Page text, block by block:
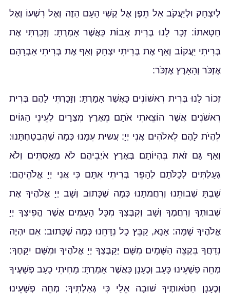
לְיִצְחָק וּלְיַעֲקֹב אַל תֵּפֶן אֶל קְשִׁי הָעָם הַזֶּה וְאֶל רִשְׁעוֹ וְאֶל
חַטָּאתוֹ: זְכָר לָנוּ בְּרִית אָבוֹת כַּאֲשֶׁר אָמַרְתָּ: וְזָכַרְתִּי אֶת
בְּרִיתִי יַעֲקוֹב וְאַף אֶת בְּרִיתִי יִצְחָק וְאַף אֶת בְּרִיתִי אַבְרָהָם
אֶזְכֹּר וְהָאָרֶץ אֶזְכֹּר:
זְכוֹר לָנוּ בְּרִית רִאשׁוֹנִים כַּאֲשֶׁר אָמַרְתָּ: וְזָכַרְתִּי לָהֶם בְּרִית
רִאשֹׁנִים אֲשֶׁר הוֹצֵאתִי אֹתָם מֵאֶרֶץ מִצְרַיִם לְעֵינֵי הַגּוֹיִם
לִהְיֹת לָהֶם לֵאלֹהִים אֲנִי יְיָ: עֲשית עִמָּנוּ כְּמָה שֶׁהִבְטַחְתָּנוּ:
וְאַף גַּם זֹאת בִּהְיוֹתָם בְּאֶרֶץ אֹיְבֵיהֶם לֹא מְאַסְתִּים וְלֹא
גְעַלְתִּים לְכַלֹּתָם לְהָפֵר בְּרִיתִי אִתָּם כִּי אֲנִי יְיָ אֱלֹהֵיהֶם:
שַׁבְתָּ שְׁבוּתֵנוּ וְרִחֲמתָנוּ כְּמָה שֶׁכָּתוּב וְשָׁב יְיָ אֱלֹהֶיךָ אֶת
שְׁבוּתְךָ וְרִחֲמֶךָ וְשָׁב וְקִבֶּצְךָ מִכָּל הָעַמִּים אֲשֶׁר הֱפִיצְךָ יְיָ
אֱלֹהֶיךָ שָׁמָּה: אָנָא, קַבֵּץ כָל נִדָּחֵנוּ כְּמָה שֶׁכָּתוּב: אִם יִהְיֶה
נִדַּחֲךָ בִּקְצֵה הַשָּׁמָיִם מִשָּׁם יְקַבֶּצְךָ יְיָ אֱלֹהֶיךָ וּמִשָּׁם יִקָּחֶךָ:
מְחֵה פְשָׁעֵינוּ כָּעָב וְכֶעָנָן כַּאֲשֶׁר אָמַרְתָּ: מָחִיתִי כָעָב פְּשָׁעֶיךָ
וְכֶעָנָן חַטֹּאותֶיךָ שׁוּבָה אֵלַי כִּי גְאַלְתִּיךָ: מְחֵה פְשָׁעֵינוּ